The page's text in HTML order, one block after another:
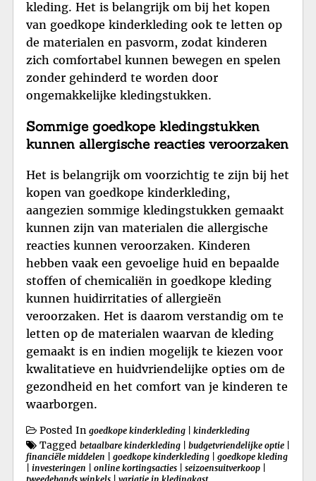
kleding. Het is belangrijk om bij het kopen
van goedkope kinderkleding ook te letten op
de materialen en pasvorm, zodat kinderen
zich comfortabel kunnen bewegen en spelen
zonder gehinderd te worden door
ongemakkelijke kledingstukken.
Sommige goedkope kledingstukken
kunnen allergische reacties veroorzaken
Het is belangrijk om voorzichtig te zijn bij het
kopen van goedkope kinderkleding,
aangezien sommige kledingstukken gemaakt
kunnen zijn van materialen die allergische
reacties kunnen veroorzaken. Kinderen
hebben vaak een gevoelige huid en bepaalde
stoffen of chemicaliën in goedkope kleding
kunnen huidirritaties of allergieën
veroorzaken. Het is daarom verstandig om te
letten op de materialen waarvan de kleding
gemaakt is en indien mogelijk te kiezen voor
kwalitatieve en huidvriendelijke opties om de
gezondheid en het comfort van je kinderen te
waarborgen.
Posted In goedkope kinderkleding kinderkleding
Tagged betaalbare kinderkleding budgetvriendelijke optie
financiële middelen
goedkope kinderkleding
goedkope kleding
investeringen online kortingsacties seizoensuitverkoop